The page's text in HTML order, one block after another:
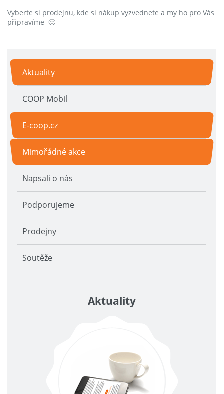
Vyberte si prodejnu, kde si nákup vyzvednete a my ho pro Vás
připravíme 🙂
Aktuality
COOP Mobil
E-coop.cz
Mimořádné akce
Napsali o nás
Podporujeme
Prodejny
Soutěže
Aktuality